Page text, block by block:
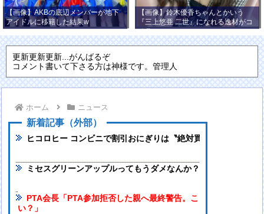
【画像】AKBの底辺メンバーが地下
アイドルに移籍した結果w
【画像】鈴木優香ちゃんとかいう
『三上悠亜 二世』になれる逸材がコ
チラ
更新更新更新...がんばるぞ
コメント書いて下さる方は神様です。管理人
ホーム ニュース
新着記事（外部）
ヒコロヒー コンビニで割引おにぎりは〝絶対買わない〟理由
ミセスグリーンアップルってもうダメなんか？
PTA会長「PTA参加拒否した親へ最終警告。こうなってもい
い？」